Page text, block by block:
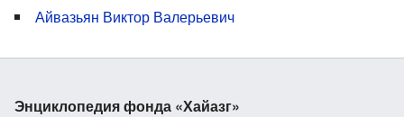
Айвазьян Виктор Валерьевич
Энциклопедия фонда «Хайазг»